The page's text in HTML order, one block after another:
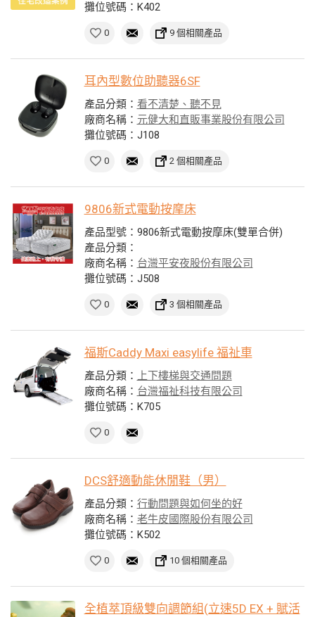
攤位號碼：K402
0 9 個相關產品
耳內型數位助聽器6SF
產品分類： 看不清楚、聽不見
廠商名稱： 元健大和直販事業股份有限公司
攤位號碼：J108
0 2 個相關產品
9806新式電動按摩床
產品型號：9806新式電動按摩床(雙單合併)
產品分類：
廠商名稱： 台灣平安夜股份有限公司
攤位號碼：J508
0 3 個相關產品
福斯Caddy Maxi easylife 福祉車
產品分類：
上下樓梯與交通問題
廠商名稱： 台灣福祉科技有限公司
攤位號碼：K705
0
DCS舒適動能休閒鞋（男）
產品分類： 行動問題與如何坐的好
廠商名稱： 老牛皮國際股份有限公司
攤位號碼：K502
0 10 個相關產品
全植萃頂級雙向調節組(立速5D EX + 賦活